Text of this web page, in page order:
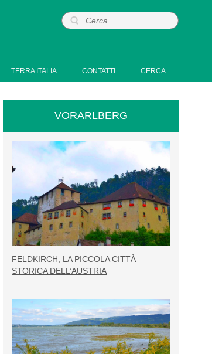
TERRA ITALIA CONTATTI CERCA
VORARLBERG
FELDKIRCH, LA PICCOLA CITTÀ
STORICA DELL’AUSTRIA